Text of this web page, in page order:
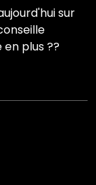
sur
plus ??